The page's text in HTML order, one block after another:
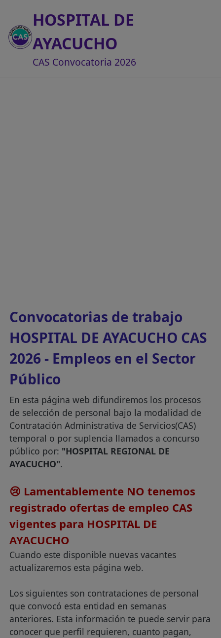
HOSPITAL DE
AYACUCHO
CAS Convocatoria 2026
Convocatorias de trabajo
HOSPITAL DE AYACUCHO CAS
2026 - Empleos en el Sector
Público
En esta página web difundiremos los procesos
de selección de personal bajo la modalidad de
Contratación Administrativa de Servicios(CAS)
temporal o por suplencia llamados a concurso
público por: "HOSPITAL REGIONAL DE
AYACUCHO".
😢 Lamentablemente NO tenemos
registrado ofertas de empleo CAS
vigentes para HOSPITAL DE
AYACUCHO
Cuando este disponible nuevas vacantes
actualizaremos esta página web.
Los siguientes son contrataciones de personal
que convocó esta entidad en semanas
anteriores. Esta información te puede servir para
conocer que perfil requieren, cuanto pagan,